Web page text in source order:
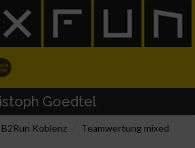
Goedtel
B2Run Koblenz
Teamwertung mixed